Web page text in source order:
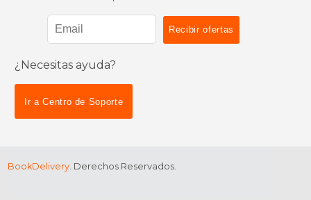
¿Necesitas ayuda?
Ir a Centro de Soporte
BookDelivery. Derechos Reservados.